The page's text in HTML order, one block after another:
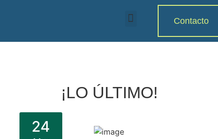
Contacto
¡LO ÚLTIMO!
24